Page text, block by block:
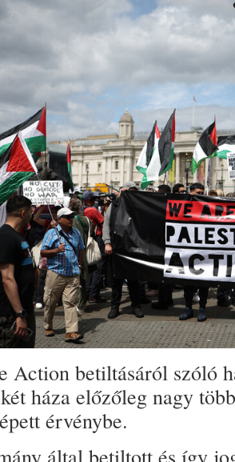
Action betiltásáról szóló
háza előzőleg nagy
érvénybe.
által betiltott és így